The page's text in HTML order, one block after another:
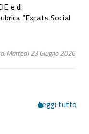
e di
“Expats Social
Martedì 23 Giugno 2026
Leggi tutto